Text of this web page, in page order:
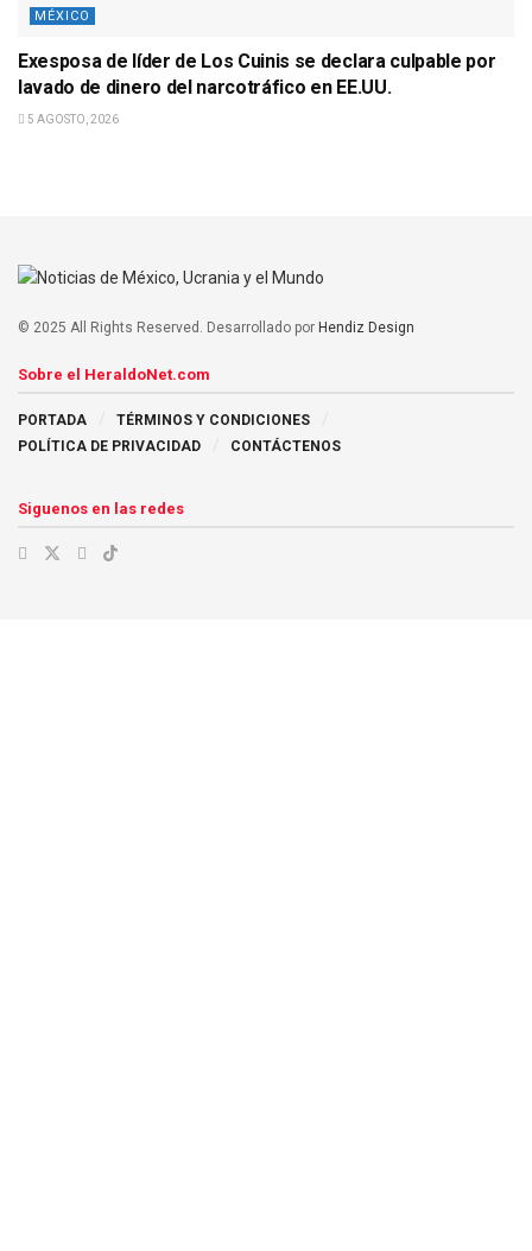
MÉXICO
Exesposa de líder de Los Cuinis se declara culpable por
lavado de dinero del narcotráfico en EE.UU.
5 AGOSTO, 2026
© 2025 All Rights Reserved. Desarrollado por Hendiz Design
Sobre el HeraldoNet.com
PORTADA
TÉRMINOS Y CONDICIONES
POLÍTICA DE PRIVACIDAD
CONTÁCTENOS
Siguenos en las redes